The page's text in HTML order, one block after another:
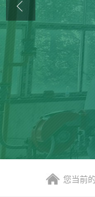
您当前